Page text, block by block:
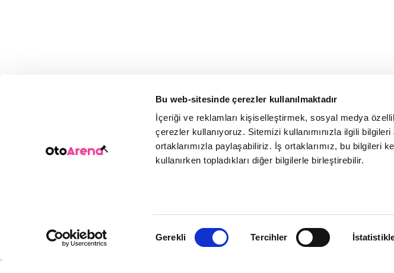
Bu web-sitesinde çerezler kullanılmaktadır
İçeriği ve reklamları kişiselleştirmek, sosyal medya
çerezler kullanıyoruz. Sitemizi kullanımınızla ilgili
ortaklarımızla paylaşabiliriz. İş ortaklarımız, bu bilgileri
kullanırken topladıkları diğer bilgilerle birleştirebilir.
Gerekli Tercihler